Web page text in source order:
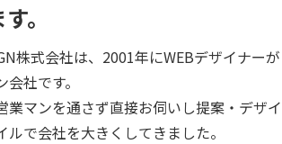
。
株式会社は、2001年にWEBデザイナーが
社です。
業マンを通さず直接お伺いし提案・デザイ
ルで会社を大きくしてきました。